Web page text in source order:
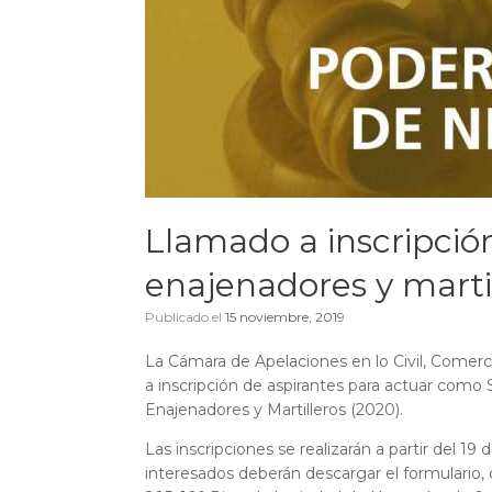
Llamado a
enajenadores y
Publicado el 15 noviembre, 2019
La Cámara de Apelaciones en lo Civil,
a inscripción de aspirantes para actuar
Enajenadores y Martilleros (2020).
Las inscripciones se realizarán a partir del
interesados deberán descargar el